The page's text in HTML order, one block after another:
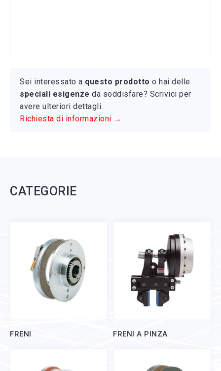
Sei interessato a questo prodotto o hai delle
speciali esigenze da soddisfare? Scrivici per
avere ulteriori dettagli.
Richiesta di informazioni →
CATEGORIE
FRENI FRENI A PINZA